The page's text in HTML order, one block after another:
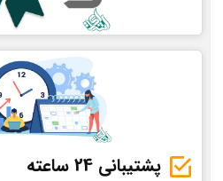
پشتیبانی 24 ساعته